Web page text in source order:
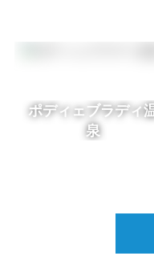
ポディェブラディ
泉